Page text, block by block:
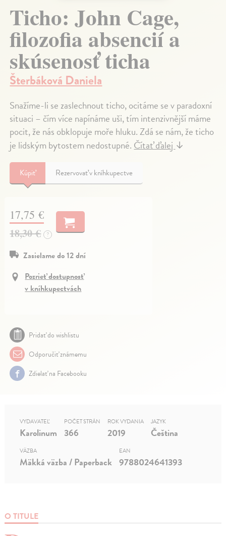
Ticho: John Cage,
filozofia absencií a
skúsenosť ticha
Šterbáková Daniela
Snažíme-li se zaslechnout ticho, ocitáme se v paradoxní
situaci – čím více napínáme uši, tím intenzivnější máme
pocit, že nás obklopuje moře hluku. Zdá se nám, že ticho
je lidským bytostem nedostupné. Čítať ďalej ↓
Kúpiť Rezervovať v kníhkupectve
17,75 €
18,30 € ?
Zasielame do 12 dní
Pozrieť dostupnosť
v kníhkupectvách
Pridať do wishlistu
Odporučiť známemu
Zdielať na Facebooku
O TITULE
VYDAVATEĽ
Karolinum
POČET STRÁN
366
ROK VYDANIA
2019
JAZYK
Čeština
VÄZBA
Mäkká väzba / Paperback
EAN
9788024641393